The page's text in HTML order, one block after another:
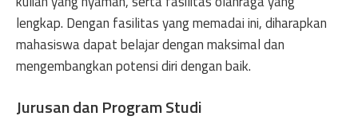
lengkap. Dengan fasilitas yang memadai ini, diharapkan
mahasiswa dapat belajar dengan maksimal dan
mengembangkan potensi diri dengan baik.
Jurusan dan Program Studi